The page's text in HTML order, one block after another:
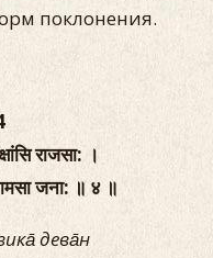
поклонения.
राजसा: ।
जना: ॥ ४ ॥
дева̄н